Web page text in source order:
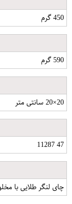
450 گرم
590 گرم
20×20 سانتی متر
47 11287
چای لنگر طلایی با